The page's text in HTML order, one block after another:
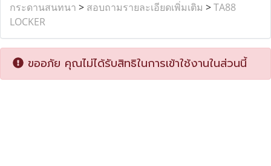
กระดานสนทนา > สอบถามรายละเอียดเพิ่มเติม >TA88
LOCKER
ขออภัย คุณไม่ได้รับสิทธิในการเข้าใช้งานในส่วนนี้